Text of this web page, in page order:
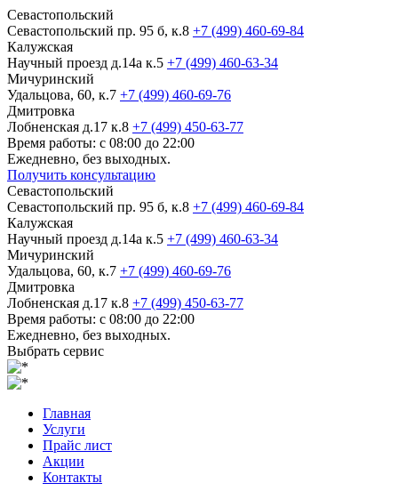
Севастопольский
Севастопольский пр. 95 б, к.8 +7 (499) 460-69-84
Калужская
Научный проезд д.14а к.5 +7 (499) 460-63-34
Мичуринский
Удальцова, 60, к.7 +7 (499) 460-69-76
Дмитровка
Лобненская д.17 к.8 +7 (499) 450-63-77
Время работы: с 08:00 до 22:00
Ежедневно, без выходных.
Получить консультацию
Севастопольский
Севастопольский пр. 95 б, к.8 +7 (499) 460-69-84
Калужская
Научный проезд д.14а к.5 +7 (499) 460-63-34
Мичуринский
Удальцова, 60, к.7 +7 (499) 460-69-76
Дмитровка
Лобненская д.17 к.8 +7 (499) 450-63-77
Время работы: с 08:00 до 22:00
Ежедневно, без выходных.
Выбрать сервис
Главная
Услуги
Прайс лист
Акции
Контакты